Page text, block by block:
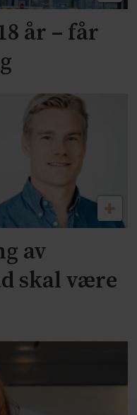
år – får
av
skal være